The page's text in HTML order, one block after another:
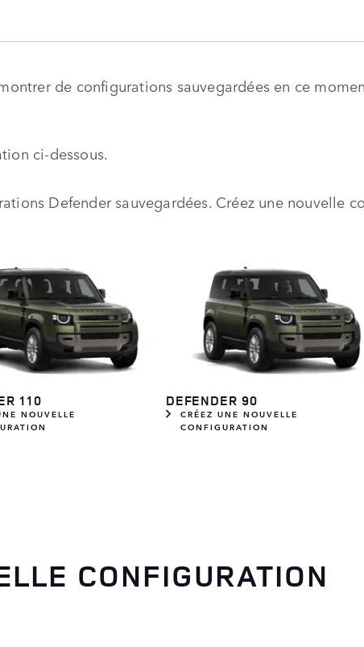
de configurations sauvegardées en ce
ci-dessous.
Defender sauvegardées. Créez une nouvelle
110
NOUVELLE
DEFENDER 90
CRÉEZ UNE NOUVELLE
CONFIGURATION
CONFIGURATION